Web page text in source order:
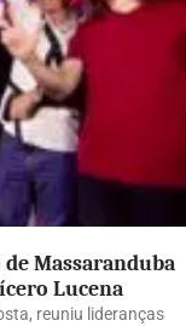
Massaranduba
Lucena
reuniu lideranças